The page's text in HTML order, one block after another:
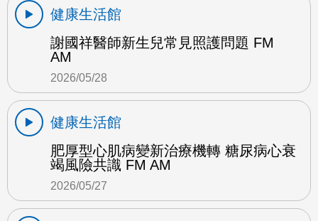
健康生活館
謝國祥醫師新生兒常見照護問題 FM
AM
2026/05/28
健康生活館
肥厚型心肌病變新治療機轉 糖尿病心衰
竭風險共識 FM AM
2026/05/27